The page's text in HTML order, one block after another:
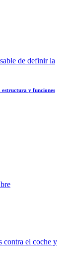
estructura y funciones